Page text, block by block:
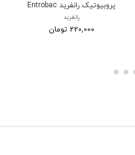
پروبیوتیک رانفرید Entrobac
رانفرید
220,000 تومان